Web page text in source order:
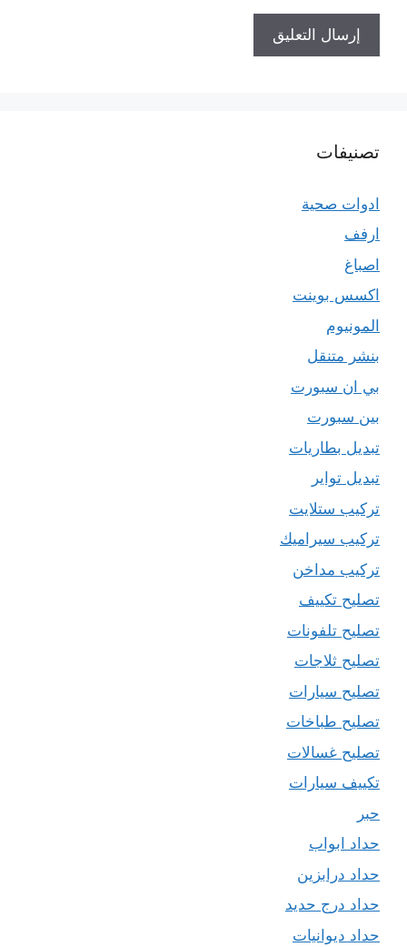
تصنيفات
ادوات صحية
ارفف
اصباغ
اكسس بوينت
المونيوم
بنشر متنقل
بي ان سبورت
بين سبورت
تبديل بطاريات
تبديل تواير
تركيب ستلايت
تركيب سيراميك
تركيب مداخن
تصليح تكييف
تصليح تلفونات
تصليح ثلاجات
تصليح سيارات
تصليح طباخات
تصليح غسالات
تكييف سيارات
حبر
حداد ابواب
حداد درابزين
حداد درج حديد
حداد ديوانيات